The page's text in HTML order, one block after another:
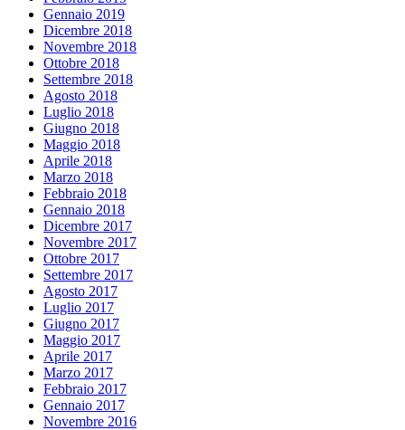
Gennaio 2019
Dicembre 2018
Novembre 2018
Ottobre 2018
Settembre 2018
Agosto 2018
Luglio 2018
Giugno 2018
Maggio 2018
Aprile 2018
Marzo 2018
Febbraio 2018
Gennaio 2018
Dicembre 2017
Novembre 2017
Ottobre 2017
Settembre 2017
Agosto 2017
Luglio 2017
Giugno 2017
Maggio 2017
Aprile 2017
Marzo 2017
Febbraio 2017
Gennaio 2017
Novembre 2016